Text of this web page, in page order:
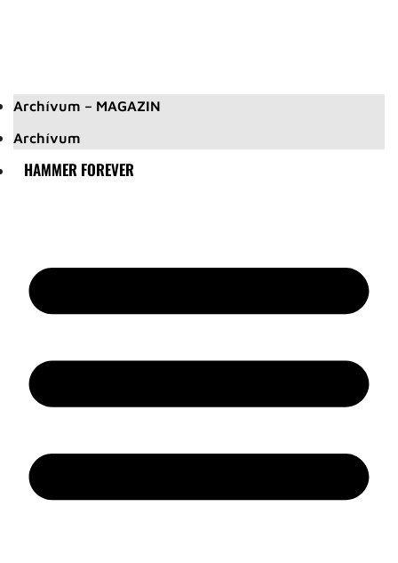
Archívum – MAGAZIN
Archívum
HAMMER FOREVER